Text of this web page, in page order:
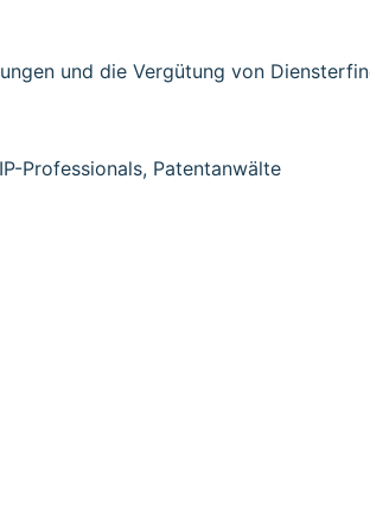
und die Vergütung von
Professionals, Patentanwälte